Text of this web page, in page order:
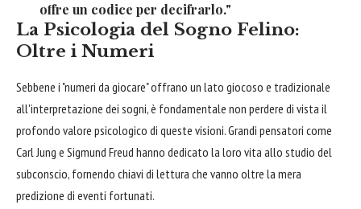
offre un codice per decifrarlo."
La Psicologia del Sogno Felino:
Oltre i Numeri
Sebbene i "numeri da giocare" offrano un lato giocoso e tradizionale
all'interpretazione dei sogni, è fondamentale non perdere di vista il
profondo valore psicologico di queste visioni. Grandi pensatori come
Carl Jung e Sigmund Freud hanno dedicato la loro vita allo studio del
subconscio, fornendo chiavi di lettura che vanno oltre la mera
predizione di eventi fortunati.